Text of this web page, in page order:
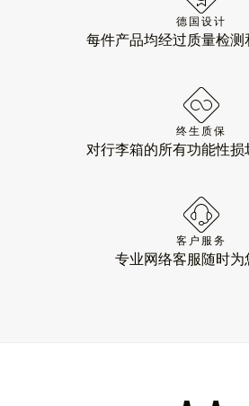
德国设计
每件产品均经过质量检测
终生质保
对行李箱的所有功能性损
客户服务
专业网络客服随时为